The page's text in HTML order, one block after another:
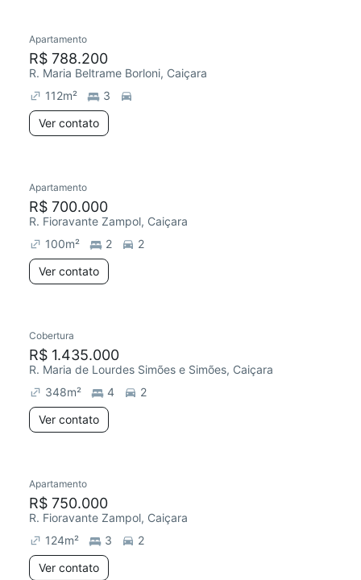
Chegou este mês
Apartamento
R$ 788.200
R. Maria Beltrame Borloni, Caiçara
112m²
3
Ver contato
Chegou este mês
Apartamento
R$ 700.000
R. Fioravante Zampol, Caiçara
100m² 2
2
Ver contato
Redecorar
Cobertura
R$ 1.435.000
R. Maria de Lourdes Simões e Simões, Caiçara
348m² 4
2
Ver contato
Redecorar
Apartamento
R$ 750.000
R. Fioravante Zampol, Caiçara
124m² 3
2
Ver contato